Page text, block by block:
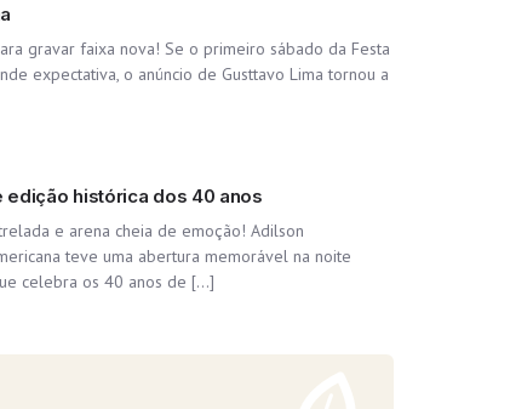
gravar faixa nova! Se o primeiro sábado da Festa
expectativa, o anúncio de Gusttavo Lima tornou a
edição histórica dos 40 anos
e arena cheia de emoção! Adilson
teve uma abertura memorável na noite
celebra os 40 anos de […]